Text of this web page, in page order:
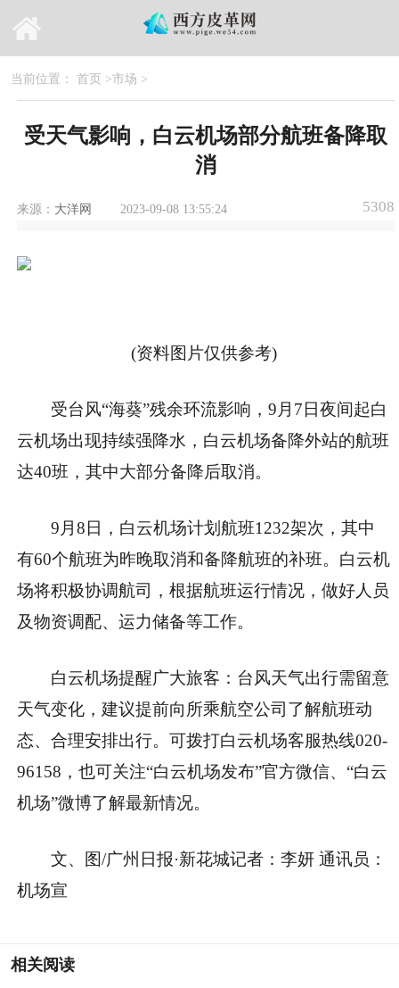
当前位置： 首页 >市场 >
受天气影响，白云机场部分航班备降取
消
来源： 大洋网 2023-09-08 13:55:24 5308
(资料图片仅供参考)
受台风“海葵”残余环流影响，9月7日夜间起白
云机场出现持续强降水，白云机场备降外站的航班
达40班，其中大部分备降后取消。
9月8日，白云机场计划航班1232架次，其中
有60个航班为昨晚取消和备降航班的补班。白云机
场将积极协调航司，根据航班运行情况，做好人员
及物资调配、运力储备等工作。
白云机场提醒广大旅客：台风天气出行需留意
天气变化，建议提前向所乘航空公司了解航班动
态、合理安排出行。可拨打白云机场客服热线020-
96158，也可关注“白云机场发布”官方微信、“白云
机场”微博了解最新情况。
文、图/广州日报·新花城记者：李妍 通讯员：
机场宣
相关阅读